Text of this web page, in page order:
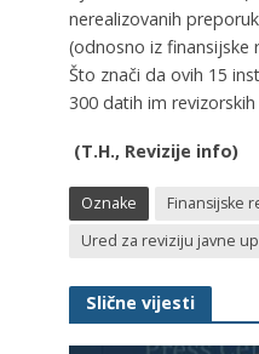
nerealizovanih
(odnosno iz finansijske
Što znači da ovih 15
300 datih im
(T.H., Revizije info)
Oznake Finansijske
Ured za reviziju javne
Slične vijesti